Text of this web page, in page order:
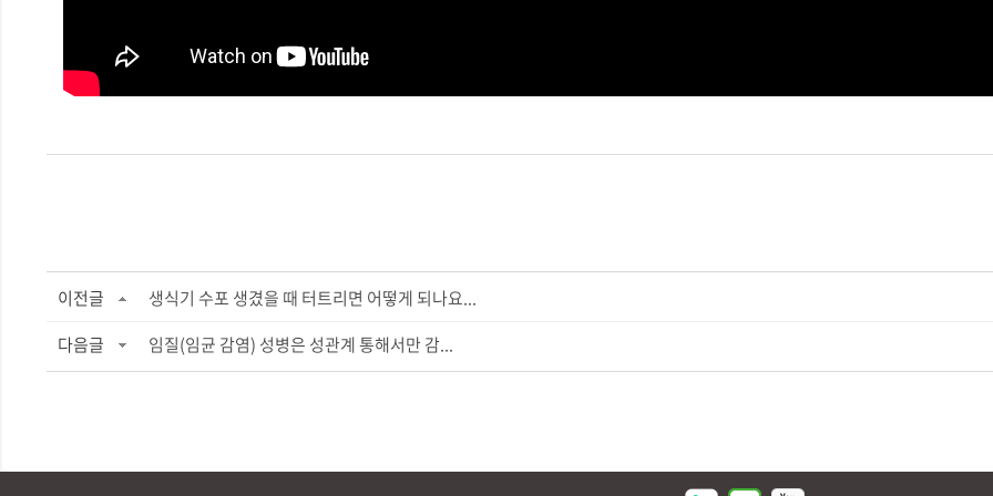
이전글
생식기 수포 생겼을 때 터트리면 어떻게 되나요...
다음글
임질(임균 감염) 성병은 성관계 통해서만 감...